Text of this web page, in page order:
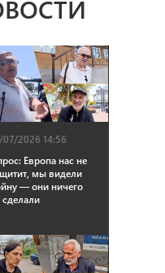
07/2026 14:56
Европа нас не
мы видели
— они ничего
сделали